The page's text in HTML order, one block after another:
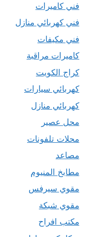
فني كاميرات
فني كهربائي منازل
فني مكيفات
كاميرات مراقبة
كراج الكويت
كهربائي سيارات
كهربائي منازل
محل عصير
محلات تلفونات
مصاعد
مطابخ المنيوم
مقوي سيرفس
مقوي شبكة
مكتب افراح